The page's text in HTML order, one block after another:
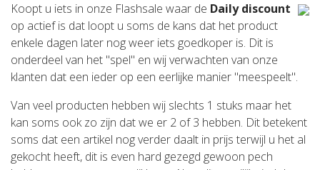
Koopt u iets in onze Flashsale waar de Daily discount
op actief is dat loopt u soms de kans dat het product
enkele dagen later nog weer iets goedkoper is. Dit is
onderdeel van het "spel" en wij verwachten van onze
klanten dat een ieder op een eerlijke manier "meespeelt".
Van veel producten hebben wij slechts 1 stuks maar het
kan soms ook zo zijn dat we er 2 of 3 hebben. Dit betekent
soms dat een artikel nog verder daalt in prijs terwijl u het al
gekocht heeft, dit is even hard gezegd gewoon pech